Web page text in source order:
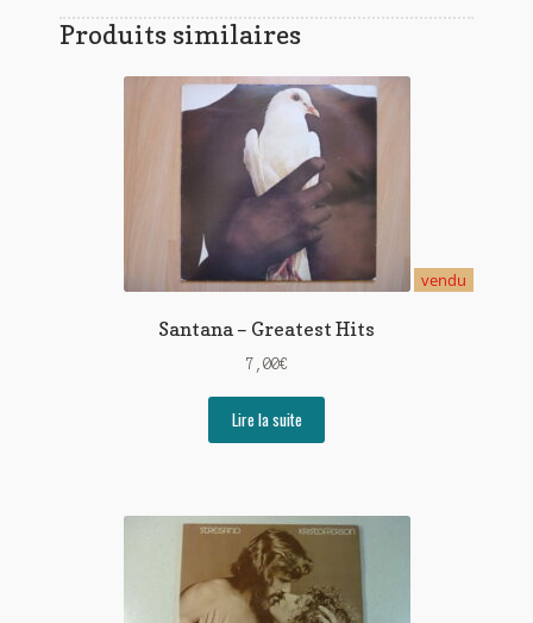
Produits similaires
vendu
Santana – Greatest Hits
7,00€
Lire la suite